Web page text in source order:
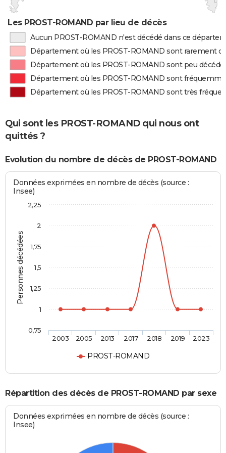
Les PROST-ROMAND par lieu de décès
Aucun PROST-ROMAND n'est décédé dans ce
Département où les PROST-ROMAND sont rarement
Département où les PROST-ROMAND sont peu
Département où les PROST-ROMAND sont
Département où les PROST-ROMAND sont très
Qui sont les PROST-ROMAND qui nous ont
quittés ?
Evolution du nombre de décès de PROST-ROMAND
Personnes décédées
Données exprimées en nombre de décès (source :
Insee)
PROST-ROMAND
2003 2005 2013 2017 2018 2019 2023
0,75
1
1,25
1,5
1,75
2
2,25
Répartition des décès de PROST-ROMAND par sexe
Données exprimées en nombre de décès (source :
Insee)